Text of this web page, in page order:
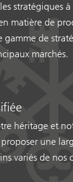
stratégiques
matière de
gamme de
marchés.
héritage et
une
variés de nos